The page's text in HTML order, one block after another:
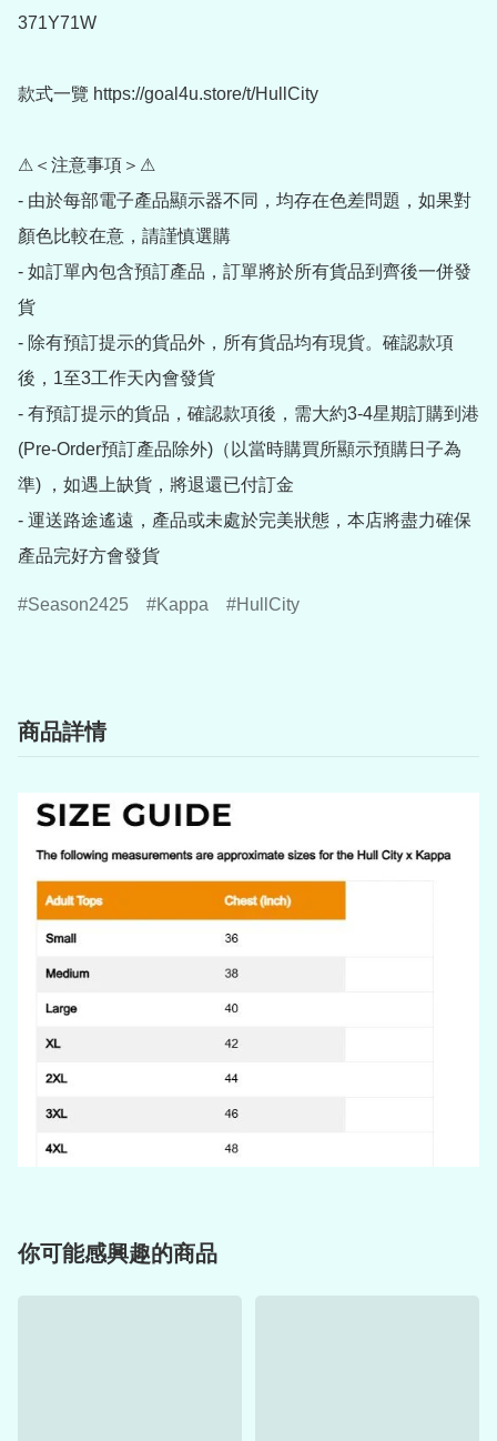
371Y71W
款式一覽 https://goal4u.store/t/HullCity
⚠＜注意事項＞⚠
- 由於每部電子產品顯示器不同，均存在色差問題，如果對
顏色比較在意，請謹慎選購
- 如訂單內包含預訂產品，訂單將於所有貨品到齊後一併發
貨
- 除有預訂提示的貨品外，所有貨品均有現貨。確認款項
後，1至3工作天內會發貨
- 有預訂提示的貨品，確認款項後，需大約3-4星期訂購到港
(Pre-Order預訂產品除外)（以當時購買所顯示預購日子為
準) ，如遇上缺貨，將退還已付訂金
- 運送路途遙遠，產品或未處於完美狀態，本店將盡力確保
產品完好方會發貨
Season2425 Kappa HullCity
商品詳情
你可能感興趣的商品